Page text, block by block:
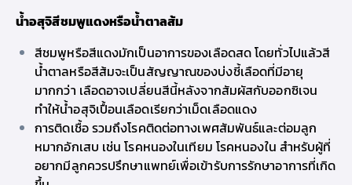
น้ำอสุจิสีชมพูแดงหรือน้ำตาลส้ม
สีชมพูหรือสีแดงมักเป็นอาการของเลือดสด โดยทั่วไปแล้วสี
น้ำตาลหรือสีส้มจะเป็นสัญญาณของบ่งชี้เลือดที่มีอายุ
มากกว่า เลือดอาจเปลี่ยนสีนี้หลังจากสัมผัสกับออกซิเจน
ทำให้น้ำอสุจิเปื้อนเลือดเรียกว่าเม็ดเลือดแดง
การติดเชื้อ รวมถึงโรคติดต่อทางเพศสัมพันธ์และต่อมลูก
หมากอักเสบ เช่น โรคหนองในเทียม โรคหนองใน สำหรับผู้ที่
อยากมีลูกควรปรึกษาแพทย์เพื่อเข้ารับการรักษาอาการที่เกิด